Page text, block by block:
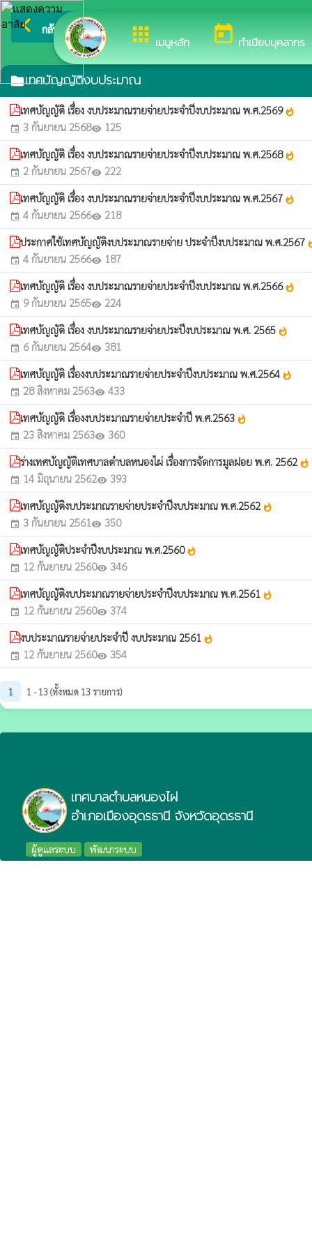
apps เมนูหลัก today ทำเนียบบุคลากร
arrow_back_ios กลับเมนูหลัก ยินดีต้อนรับสู่เว็บไซต์ขอ
folderเทศบัญญัติงบประมาณ
เทศบัญญัติ เรื่อง งบประมาณรายจ่ายประจำปีงบประมาณ พ.ศ.2569whatshot
event 3 กันยายน 2568visibility 125
เทศบัญญัติ เรื่อง งบประมาณรายจ่ายประจำปีงบประมาณ พ.ศ.2568whatshot
event 2 กันยายน 2567visibility 222
เทศบัญญัติ เรื่อง งบประมาณรายจ่ายประจำปีงบประมาณ พ.ศ.2567 whatshot
event 4 กันยายน 2566visibility 218
ประกาศใช้เทศบัญญัติงบประมาณรายจ่าย ประจำปีงบประมาณ พ.ศ.2567
event 4 กันยายน 2566visibility 187
เทศบัญญัติ เรื่อง งบประมาณรายจ่ายประจำปีงบประมาณ พ.ศ.2566whatshot
event 9 กันยายน 2565visibility 224
เทศบัญญัติ เรื่อง งบประมาณรายจ่ายประปีงบประมาณ พ.ศ. 2565 whatshot
event 6 กันยายน 2564visibility 381
เทศบัญญัติ เรื่องงบประมาณรายจ่ายประจำปีงบประมาณ พ.ศ.2564 whatshot
event 28 สิงหาคม 2563visibility 433
เทศบัญญัติ เรื่องงบประมาณรายจ่ายประจำปี พ.ศ.2563 whatshot
event 23 สิงหาคม 2563visibility 360
ร่างเทศบัญญัติเทศบาลตำบลหนองไผ่ เรื่องการจัดการมูลฝอย พ.ศ. 2562 whatshot
event 14 มิถุนายน 2562visibility 393
เทศบัญญัติงบประมาณรายจ่ายประจำปีงบประมาณ พ.ศ.2562 whatshot
event 3 กันยายน 2561visibility 350
เทศบัญญัติประจำปีงบประมาณ พ.ศ.2560whatshot
event 12 กันยายน 2560visibility 346
เทศบัญญัติงบประมาณรายจ่ายประจำปีงบประมาณ พ.ศ.2561 whatshot
event 12 กันยายน 2560visibility 374
งบประมาณรายจ่ายประจำปี งบประมาณ 2561 whatshot
event 12 กันยายน 2560visibility 354
1 1 - 13 (ทั้งหมด 13 รายการ)
เทศบาลตำบลหนองไผ่
อำเภอเมืองอุดรธานี จังหวัดอุดรธานี
ผู้ดูแลระบบ พัฒนาระบบ